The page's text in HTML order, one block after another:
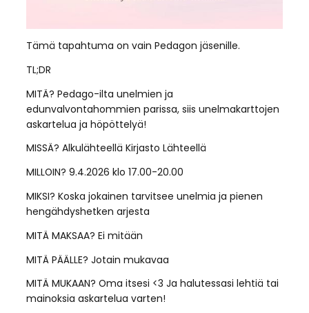
Tämä tapahtuma on vain Pedagon jäsenille.
TL;DR
MITÄ? Pedago-ilta unelmien ja
edunvalvontahommien parissa, siis unelmakarttojen
askartelua ja höpöttelyä!
MISSÄ? Alkulähteellä Kirjasto Lähteellä
MILLOIN? 9.4.2026 klo 17.00-20.00
MIKSI? Koska jokainen tarvitsee unelmia ja pienen
hengähdyshetken arjesta
MITÄ MAKSAA? Ei mitään
MITÄ PÄÄLLE? Jotain mukavaa
MITÄ MUKAAN? Oma itsesi <3 Ja halutessasi lehtiä tai
mainoksia askartelua varten!